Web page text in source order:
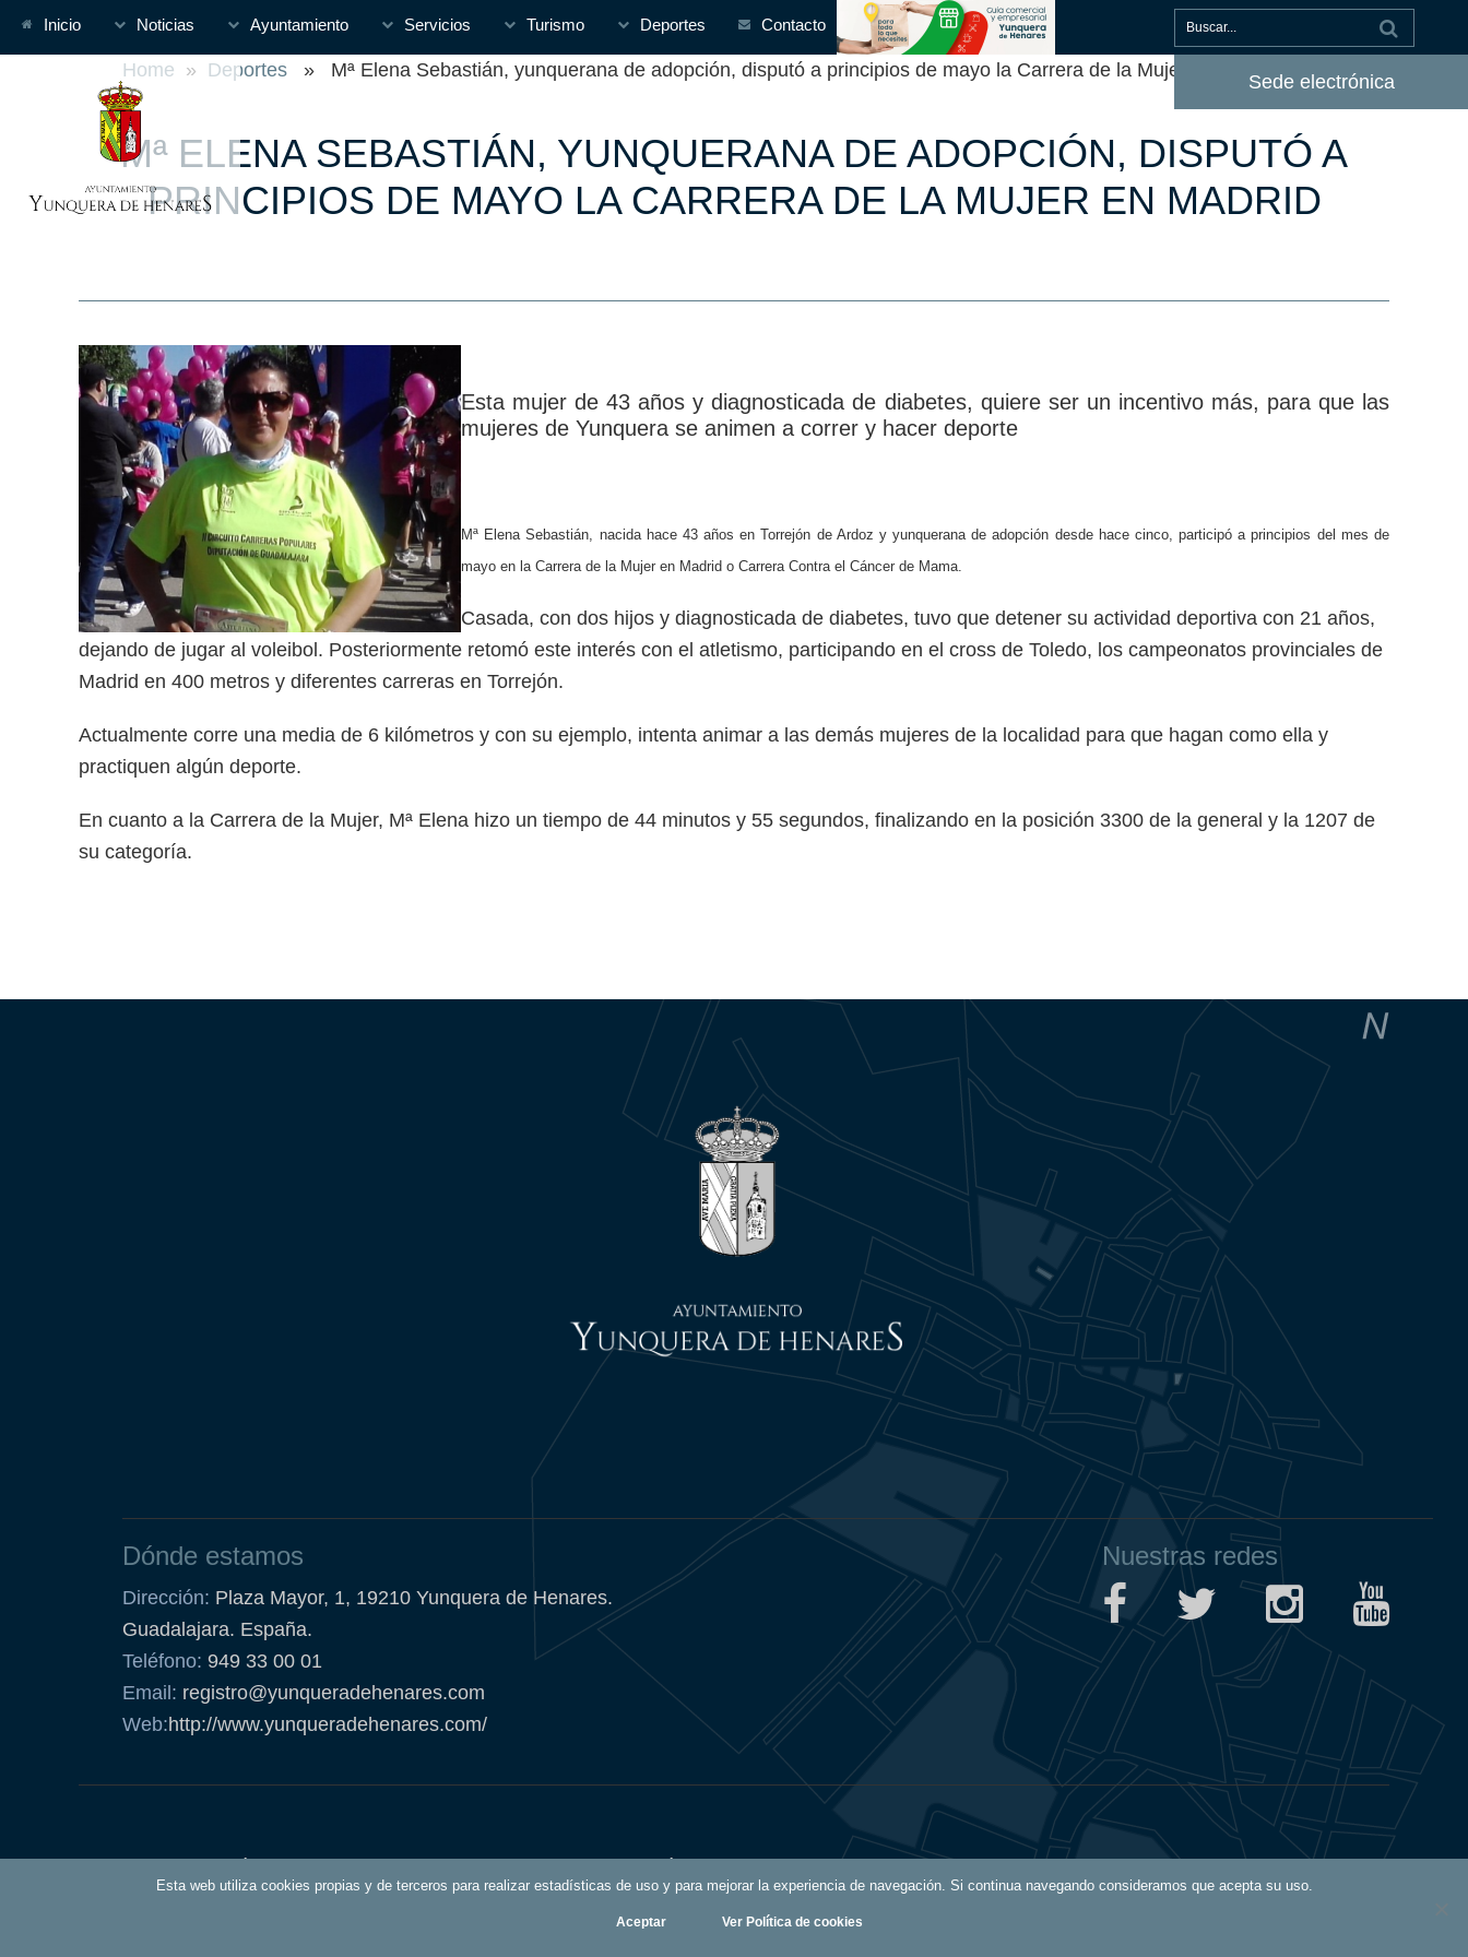
Inicio Noticias Ayuntamiento Servicios Turismo Deportes Contacto
Sede electrónica
Home » Deportes » Mª Elena Sebastián, yunquerana de adopción, disputó a principios de mayo la Carrera de la Mujer en Madrid
Mª ELENA SEBASTIÁN, YUNQUERANA DE ADOPCIÓN, DISPUTÓ A
PRINCIPIOS DE MAYO LA CARRERA DE LA MUJER EN MADRID
Esta mujer de 43 años y diagnosticada de diabetes, quiere ser un incentivo más, para que las
mujeres de Yunquera se animen a correr y hacer deporte
Mª Elena Sebastián, nacida hace 43 años en Torrejón de Ardoz y yunquerana de adopción desde hace cinco, participó a principios del mes de
mayo en la Carrera de la Mujer en Madrid o Carrera Contra el Cáncer de Mama.
Casada, con dos hijos y diagnosticada de diabetes, tuvo que detener su actividad deportiva con 21 años,
dejando de jugar al voleibol. Posteriormente retomó este interés con el atletismo, participando en el cross de Toledo, los campeonatos provinciales de
Madrid en 400 metros y diferentes carreras en Torrejón.
Actualmente corre una media de 6 kilómetros y con su ejemplo, intenta animar a las demás mujeres de la localidad para que hagan como ella y
practiquen algún deporte.
En cuanto a la Carrera de la Mujer, Mª Elena hizo un tiempo de 44 minutos y 55 segundos, finalizando en la posición 3300 de la general y la 1207 de
su categoría.
Esta web utiliza cookies propias y de terceros para realizar estadísticas de uso y para mejorar la experiencia de navegación. Si continua navegando consideramos que acepta su uso.
Aceptar Ver Política de cookies
Dónde estamos
Dirección: Plaza Mayor, 1, 19210 Yunquera de Henares.
Guadalajara. España.
Teléfono: 949 33 00 01
Email: registro@yunqueradehenares.com
Web:http://www.yunqueradehenares.com/
Nuestras redes